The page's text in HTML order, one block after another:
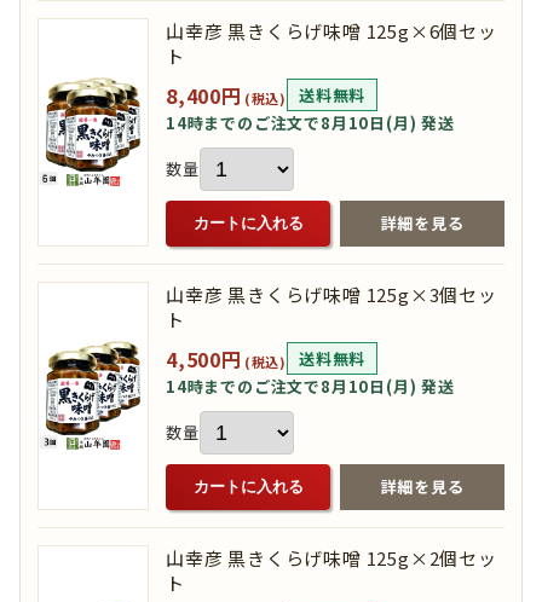
山幸彦 黒きくらげ味噌 125g×6個セッ
ト
8,400円 (税込)
送料無料
14時までのご注文で8月10日(月) 発送
数量
カートに入れる 詳細を見る
山幸彦 黒きくらげ味噌 125g×3個セッ
ト
4,500円 (税込)
送料無料
14時までのご注文で8月10日(月) 発送
数量
カートに入れる 詳細を見る
山幸彦 黒きくらげ味噌 125g×2個セッ
ト